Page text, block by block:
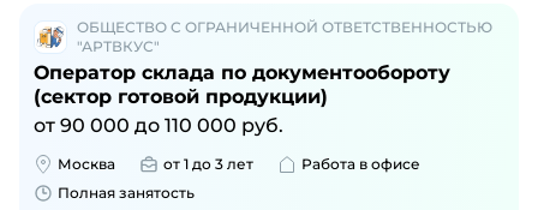
ОБЩЕСТВО С ОГРАНИЧЕННОЙ ОТВЕТСТВЕННОСТЬЮ
"АРТВКУС"
Оператор склада по документообороту
(сектор готовой продукции)
от 90 000 до 110 000 руб.
Москва от 1 до 3 лет
Работа в офисе
Полная занятость